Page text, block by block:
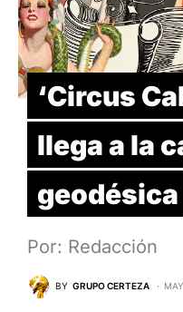
‘Circus
llega a la
geodésica
Por: Redacción
BY GRUPO CERTEZA